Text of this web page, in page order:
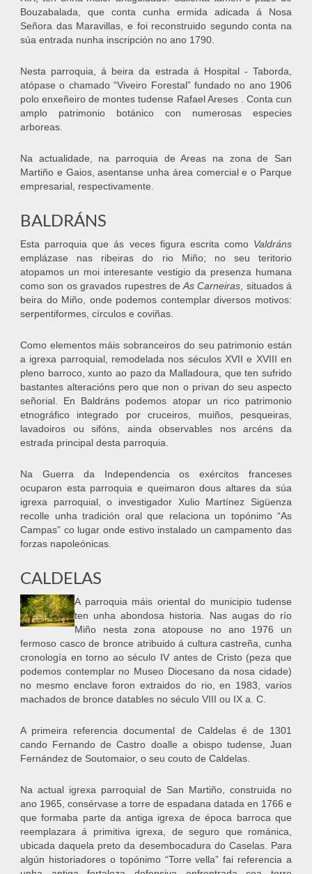
Bouzabalada, que conta cunha ermida adicada á Nosa
Señora das Maravillas, e foi reconstruido segundo conta na
súa entrada nunha inscripción no ano 1790.
Nesta parroquia, á beira da estrada á Hospital - Taborda,
atópase o chamado “Viveiro Forestal” fundado no ano 1906
polo enxeñeiro de montes tudense Rafael Areses . Conta cun
amplo patrimonio botánico con numerosas especies
arboreas.
Na actualidade, na parroquia de Areas na zona de San
Martiño e Gaios, asentanse unha área comercial e o Parque
empresarial, respectivamente.
BALDRÁNS
Esta parroquia que ás veces figura escrita como Valdráns
emplázase nas ribeiras do rio Miño; no seu teritorio
atopamos un moi interesante vestigio da presenza humana
como son os gravados rupestres de As Carneiras , situados á
beira do Miño, onde podemos contemplar diversos motivos:
serpentiformes, círculos e coviñas.
Como elementos máis sobranceiros do seu patrimonio están
a igrexa parroquial, remodelada nos séculos XVII e XVIII en
pleno barroco, xunto ao pazo da Malladoura, que ten sufrido
bastantes alteracións pero que non o privan do seu aspecto
señorial. En Baldráns podemos atopar un rico patrimonio
etnográfico integrado por cruceiros, muiños, pesqueiras,
lavadoiros ou sifóns, ainda observables nos arcéns da
estrada principal desta parroquia.
Na Guerra da Independencia os exércitos franceses
ocuparon esta parroquia e queimaron dous altares da súa
igrexa parroquial, o investigador Xulio Martínez Sigüenza
recolle unha tradición oral que relaciona un topónimo “As
Campas” co lugar onde estivo instalado un campamento das
forzas napoleónicas.
CALDELAS
A parroquia máis oriental do municipio tudense
ten unha abondosa historia. Nas augas do río
Miño nesta zona atopouse no ano 1976 un
fermoso casco de bronce atribuido á cultura castreña, cunha
cronología en torno ao século IV antes de Cristo (peza que
podemos contemplar no Museo Diocesano da nosa cidade)
no mesmo enclave foron extraidos do rio, en 1983, varios
machados de bronce datables no século VIII ou IX a. C.
A primeira referencia documental de Caldelas é de 1301
cando Fernando de Castro doalle a obispo tudense, Juan
Fernández de Soutomaior, o seu couto de Caldelas.
Na actual igrexa parroquial de San Martiño, construida no
ano 1965, consérvase a torre de espadana datada en 1766 e
que formaba parte da antiga igrexa de época barroca que
reemplazara á primitiva igrexa, de seguro que románica,
ubicada daquela preto da desembocadura do Caselas. Para
algún historiadores o topónimo “Torre vella” fai referencia a